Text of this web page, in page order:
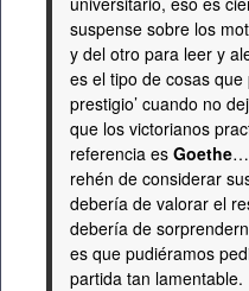
suspense sobre los
y del otro para leer y
es el tipo de cosas
prestigio’ cuando no
que los victorianos
referencia es Goethe…
rehén de considerar
debería de valorar el
debería de
es que pudiéramos
partida tan lamentable.